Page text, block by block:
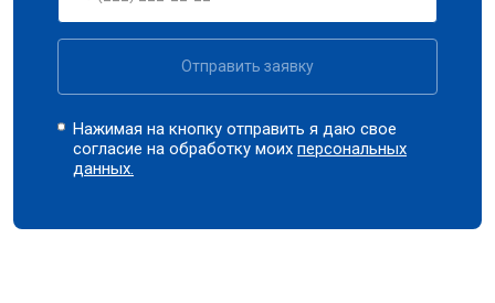
Отправить заявку
Нажимая на кнопку отправить я даю свое
согласие на обработку моихперсональных
данных.